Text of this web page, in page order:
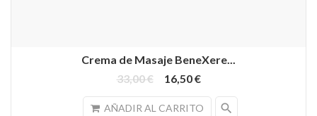
Crema de Masaje BeneXere...
33,00 €
16,50 €
AÑADIR AL CARRITO search